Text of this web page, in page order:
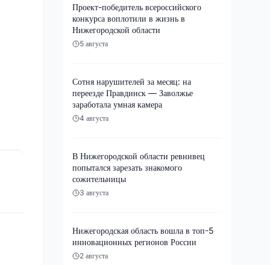
Проект-победитель всероссийского
конкурса воплотили в жизнь в
Нижегородской области
5 августа
Сотня нарушителей за месяц: на
переезде Правдинск — Заволжье
заработала умная камера
4 августа
В Нижегородской области ревнивец
попытался зарезать знакомого
сожительницы
3 августа
Нижегородская область вошла в топ-5
инновационных регионов России
2 августа